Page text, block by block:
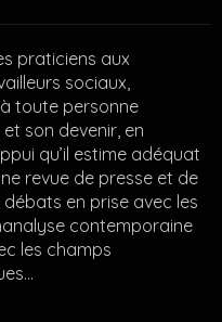
praticiens aux
sociaux,
toute personne
son devenir, en
qu’il estime adéquat
revue de presse et de
en prise avec les
contemporaine
les champs